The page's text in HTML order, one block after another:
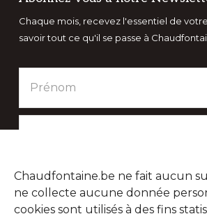
Chaudfontaine.be ne fait aucun
ne collecte aucune donnée
cookies sont utilisés à des fins
Chaque mois, recevez l'essentiel de
savoir tout ce qu'il se passe à